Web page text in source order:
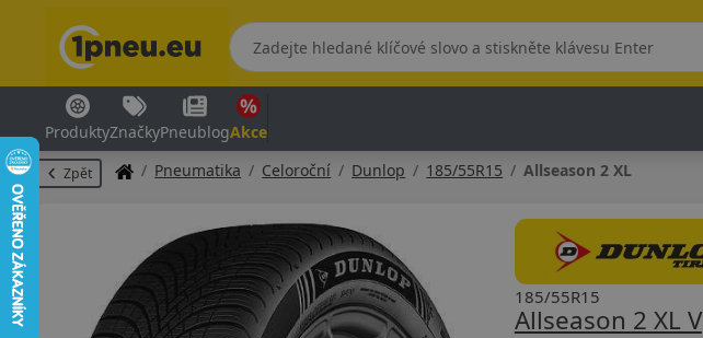
ProduktyZnačkyPneublogAkce
Zpět Pneumatika Celoroční Dunlop 185/55R15 Allseason 2 XL
Allseason 2 XL V
185/55R15